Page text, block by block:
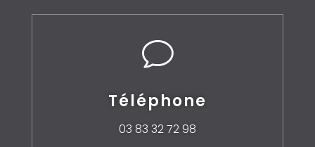
v
Téléphone
03 83 32 72 98